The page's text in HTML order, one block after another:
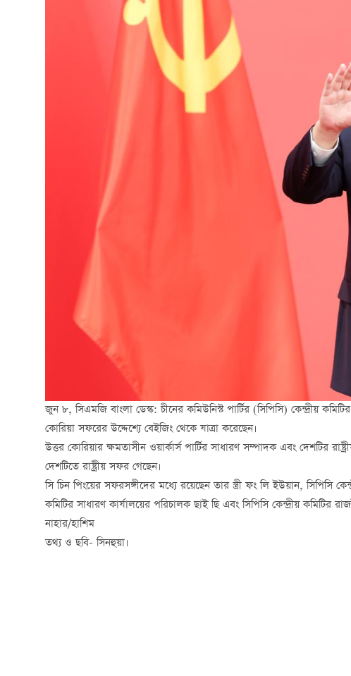
জুন ৮, সিএমজি বাংলা ডেস্ক: চীনের কমিউনিস্ট পার্টির (সিপিসি) কেন্দ্রীয়
কোরিয়া সফরের উদ্দেশ্যে বেইজিং থেকে যাত্রা করেছেন।
উত্তর কোরিয়ার ক্ষমতাসীন ওয়ার্কার্স পার্টির সাধারণ সম্পাদক এবং দেশটির
দেশটিতে রাষ্ট্রীয় সফর গেছেন।
সি চিন পিংয়ের সফরসঙ্গীদের মধ্যে রয়েছেন তার স্ত্রী ফং লি ইউয়ান, সিপিসি
কমিটির সাধারণ কার্যালয়ের পরিচালক ছাই ছি এবং সিপিসি কেন্দ্রীয় কমিটির
নাহার/হাশিম
তথ্য ও ছবি- সিনহুয়া।